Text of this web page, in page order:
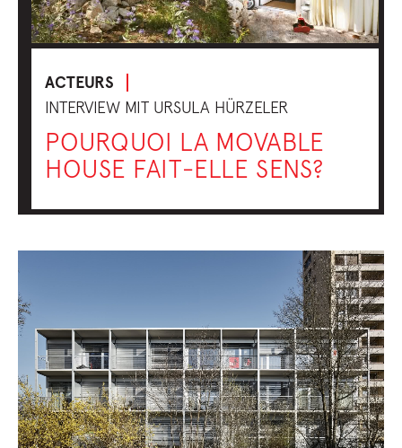
ACTEURS
INTERVIEW MIT URSULA HÜRZELER
POURQUOI LA MOVABLE
HOUSE FAIT-ELLE SENS?